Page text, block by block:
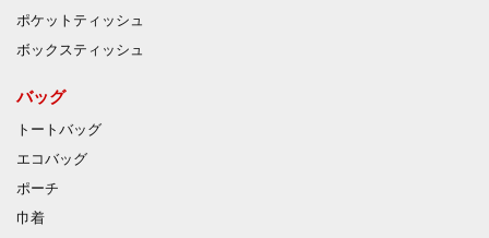
ポケットティッシュ
ボックスティッシュ
バッグ
トートバッグ
エコバッグ
ポーチ
巾着